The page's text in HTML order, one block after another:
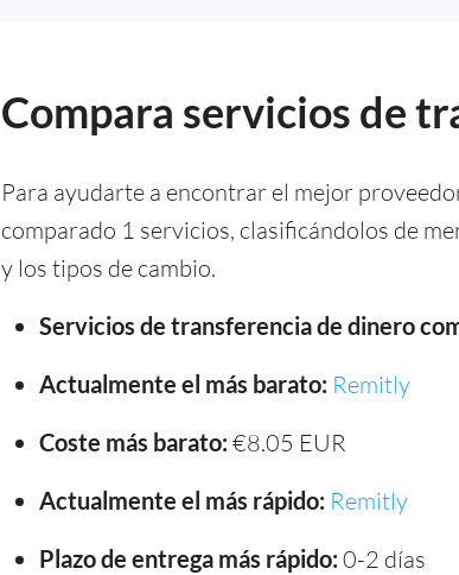
Compara servicios de
Para ayudarte a encontrar el mejor
comparado 1 servicios, clasificándolos de
y los tipos de cambio.
Servicios de transferencia de dinero
Actualmente el más barato: Remitly
Coste más barato: €8.05 EUR
Actualmente el más rápido: Remitly
Plazo de entrega más rápido: 0-2 días